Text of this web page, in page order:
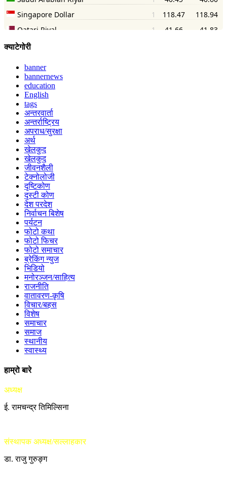
क्याटेगोरी
banner
bannernews
education
English
tags
अन्तरवार्ता
अन्तर्राष्ट्रिय
अपराध/सुरक्षा
अर्थ
खेलकुद
खेलकुद
जीवनशैली
टेक्नोलोजी
दृष्टिकोण
दृस्टी कोण
देश परदेश
निर्वाचन बिशेष
पर्यटन
फोटो कथा
फोटो फिचर
फोटो समाचार
ब्रेकिंग न्युज
भिडियो
मनोरञ्जन/साहित्य
राजनीति
वातावरण-कृषि
विचार/बहस
विशेष
समाचार
समाज
स्थानीय
स्वास्थ्य
हाम्रो बारे
अध्यक्ष
ई. रामचन्द्र तिमिल्सिना
संस्थापक अध्यक्ष/सल्लाहकार
डा. राजु गुरुङ्ग